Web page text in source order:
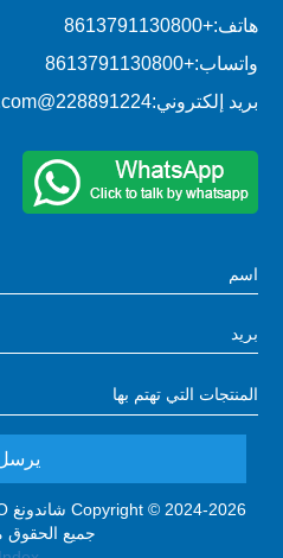
هاتف:+8613791130800
واتساب:+8613791130800
بريد إلكتروني:228891224@qq.com
جميع الحقوق